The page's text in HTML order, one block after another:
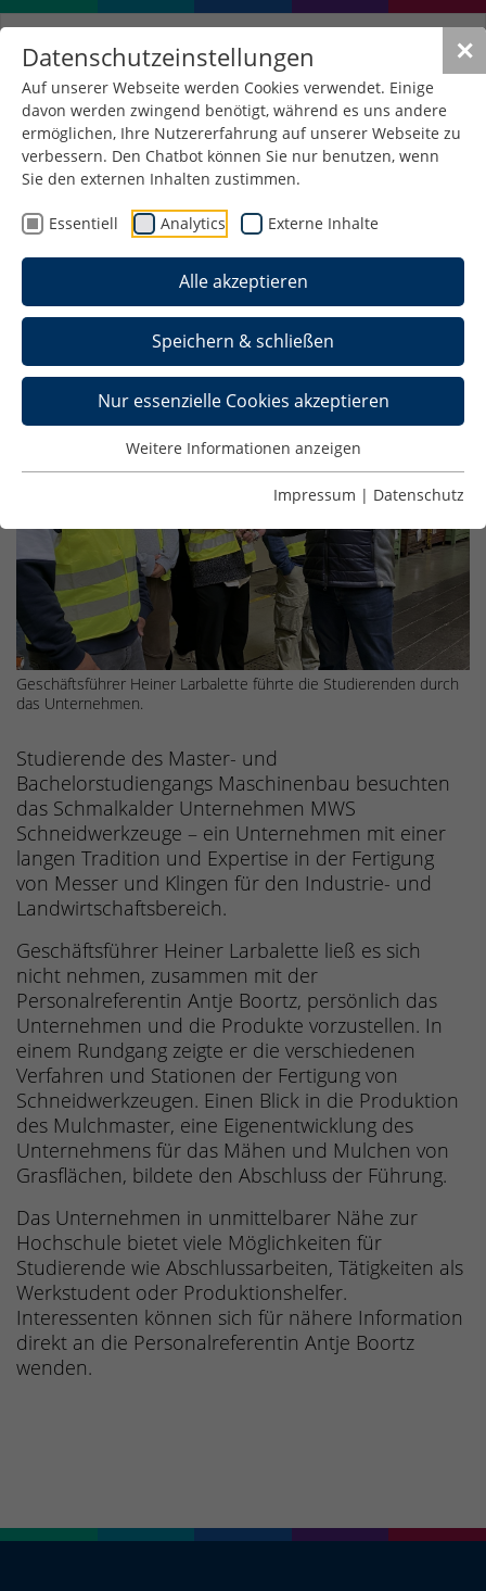
✕
Datenschutzeinstellungen
Auf unserer Webseite werden Cookies verwendet. Einige
davon werden zwingend benötigt, während es uns andere
ermöglichen, Ihre Nutzererfahrung auf unserer Webseite zu
verbessern. Den Chatbot können Sie nur benutzen, wenn
Sie den externen Inhalten zustimmen.
Essentiell Analytics Externe Inhalte
Alle akzeptieren
Speichern & schließen
Nur essenzielle Cookies akzeptieren
Weitere Informationen anzeigen
Impressum | Datenschutz
Einblick in die Welt der
Schneidwerkzeuge
23. Oktober 2023/Allgemein , Maschinenbau
Studienexkursion zur MWS Schneidwerkzeuge
Geschäftsführer Heiner Larbalette führte die Studierenden durch
das Unternehmen.
Studierende des Master- und
Bachelorstudiengangs Maschinenbau besuchten
das Schmalkalder Unternehmen MWS
Schneidwerkzeuge – ein Unternehmen mit einer
langen Tradition und Expertise in der Fertigung
von Messer und Klingen für den Industrie- und
Landwirtschaftsbereich.
Geschäftsführer Heiner Larbalette ließ es sich
nicht nehmen, zusammen mit der
Personalreferentin Antje Boortz, persönlich das
Unternehmen und die Produkte vorzustellen. In
einem Rundgang zeigte er die verschiedenen
Verfahren und Stationen der Fertigung von
Schneidwerkzeugen. Einen Blick in die Produktion
des Mulchmaster, eine Eigenentwicklung des
Unternehmens für das Mähen und Mulchen von
Grasflächen, bildete den Abschluss der Führung.
Das Unternehmen in unmittelbarer Nähe zur
Hochschule bietet viele Möglichkeiten für
Studierende wie Abschlussarbeiten, Tätigkeiten als
Werkstudent oder Produktionshelfer.
Interessenten können sich für nähere Information
direkt an die Personalreferentin Antje Boortz
wenden.